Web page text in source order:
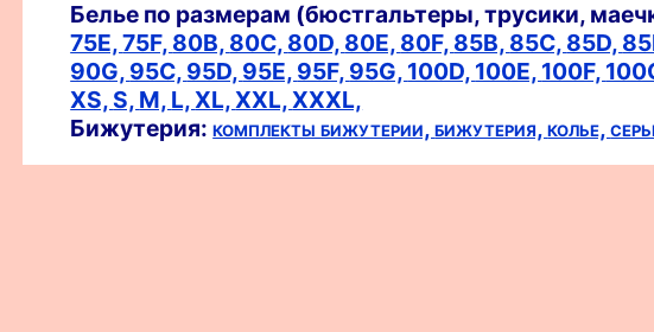
Белье по размерам (бюстгальтеры, трусики,
75E,75F, 80B, 80C, 80D, 80E, 80F, 85B, 85C, 85D,
90G, 95C, 95D, 95E, 95F, 95G, 100D, 100E, 100F,
XS, S, M, L,XL,XXL,XXXL,
Бижутерия:комплекты бижутерии,бижутерия,колье,